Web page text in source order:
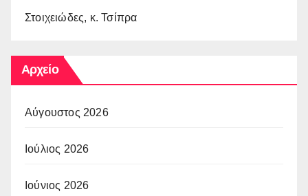
Στοιχειώδες, κ. Τσίπρα
Αρχείο
Αύγουστος 2026
Ιούλιος 2026
Ιούνιος 2026